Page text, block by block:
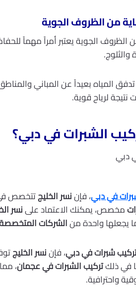
من الظروف الجوية
الظروف الجوية يعتبر أمراً مهماً
والثلوج.
المياه بعيداً عن المباني
نتيجة لرياح قوية.
الشبرات في دبي؟
في دبي، فإننسر الخليجتتخصص في
مخصص، يمكنك الاعتماد علىنسر
يجعلها واحدة منالشركات
شبرات في دبي، فإننسر الخليج
في ذلكتركيب الشبرات في عجمان،
واحترافية.